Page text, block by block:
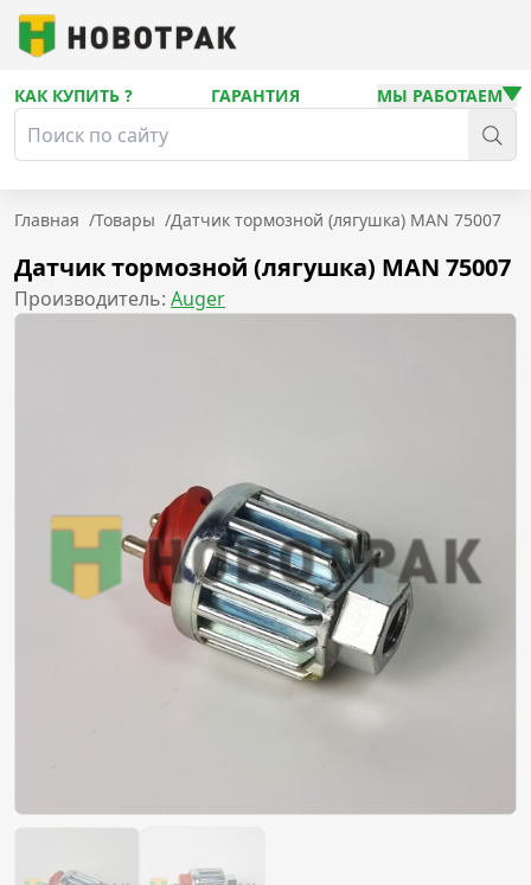
КАК КУПИТЬ ? ГАРАНТИЯ МЫ РАБОТАЕМ
Главная /Товары /Датчик тормозной (лягушка) MAN 75007
Датчик тормозной (лягушка) MAN 75007
Производитель: Auger